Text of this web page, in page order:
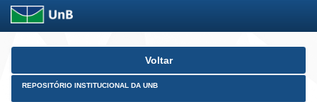
Skip
Voltar
REPOSITÓRIO INSTITUCIONAL DA UNB